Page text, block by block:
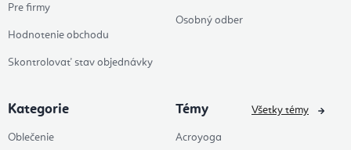
Pre firmy
Hodnotenie obchodu
Skontrolovať stav objednávky
Osobný odber
Kategorie
Oblečenie
Témy
Acroyoga
Všetky témy